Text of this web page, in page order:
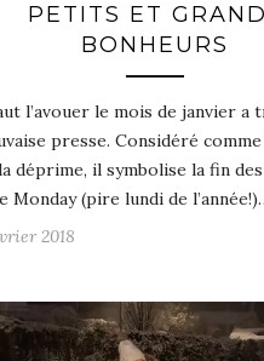
PETITS ET
BONHEURS
l’avouer le mois de janvier a
presse. Considéré
déprime, il symbolise la fin
Monday (pire lundi de
2018